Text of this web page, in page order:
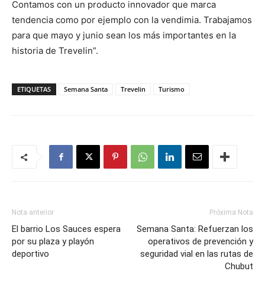
Contamos con un producto innovador que marca
tendencia como por ejemplo con la vendimia. Trabajamos
para que mayo y junio sean los más importantes en la
historia de Trevelin”.
ETIQUETAS Semana Santa Trevelin Turismo
Nota anterior
El barrio Los Sauces espera
por su plaza y playón
deportivo
Próxima Nota
Semana Santa: Refuerzan los
operativos de prevención y
seguridad vial en las rutas de
Chubut